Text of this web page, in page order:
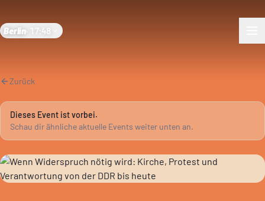
Berlin 17:48
Zurück
Dieses Event ist vorbei.
Schau dir ähnliche aktuelle Events weiter unten an.